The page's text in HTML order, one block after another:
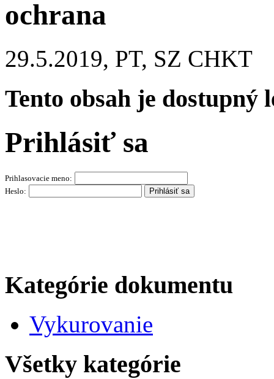
ochrana
29.5.2019, PT, SZ CHKT
Tento obsah je dostupný
Prihlásiť sa
Prihlasovacie meno:
Heslo:
Kategórie dokumentu
Vykurovanie
Všetky kategórie